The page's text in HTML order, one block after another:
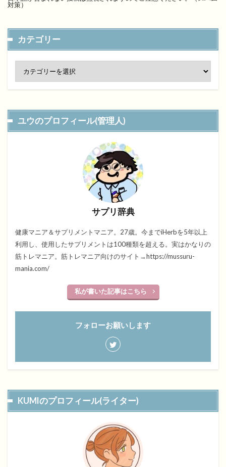
対策）
カテゴリー
ユウのプロフィール(管理人)
サプリ辞典
健康マニア＆サプリメントマニア。27歳。今までiHerbを5年以上
利用し、使用したサプリメントは100種類を超える。実はかなりの
筋トレマニア。筋トレマニア向けのサイト→https://mussuru-
mania.com/
私が書いた記事はこちら
フォローお願いします
KUMIのプロフィール(ライター)